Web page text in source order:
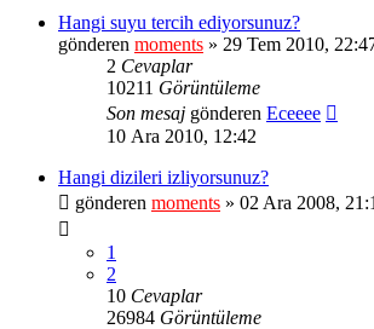
Hangi suyu tercih ediyorsunuz?
gönderen moments » 29 Tem 2010,
2 Cevaplar
10211 Görüntüleme
Son mesaj gönderen Eceeee
10 Ara 2010, 12:42
Hangi dizileri izliyorsunuz?
gönderen moments » 02 Ara 2008,
1
2
10 Cevaplar
26984 Görüntüleme